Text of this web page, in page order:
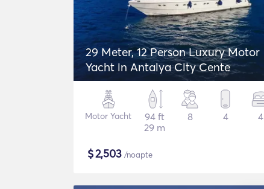
29 Meter, 12 Person Luxury Motor
Yacht in Antalya City Cente
Motor Yacht
94 ft
29 m
8 4 4
$2,503 /noapte